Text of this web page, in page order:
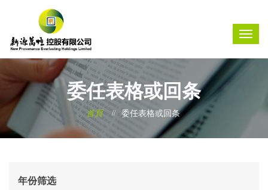
委任表格或回条
首頁 委任表格或回条
年份筛选